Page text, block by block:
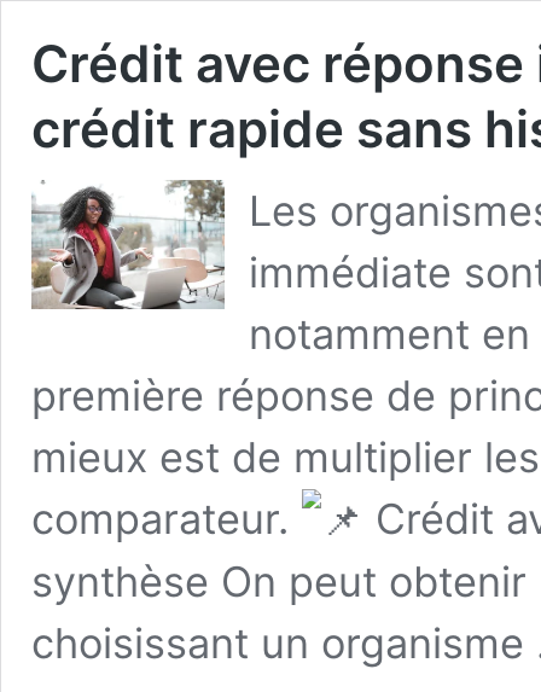
Crédit avec
crédit rapide sans
Les
immédiate
notamment en
première réponse de
mieux est de multiplier
comparateur.
Crédit
synthèse On peut
choisissant un